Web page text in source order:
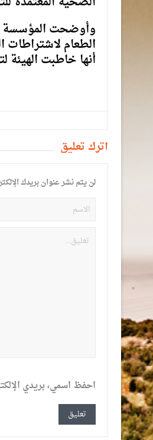
وأوضحت المؤسسة
الطعام
أنها خاطبت الهيئة
أترك تعليق
لن يتم نشر عنوان بريدك
احفظ اسمي، بريدي